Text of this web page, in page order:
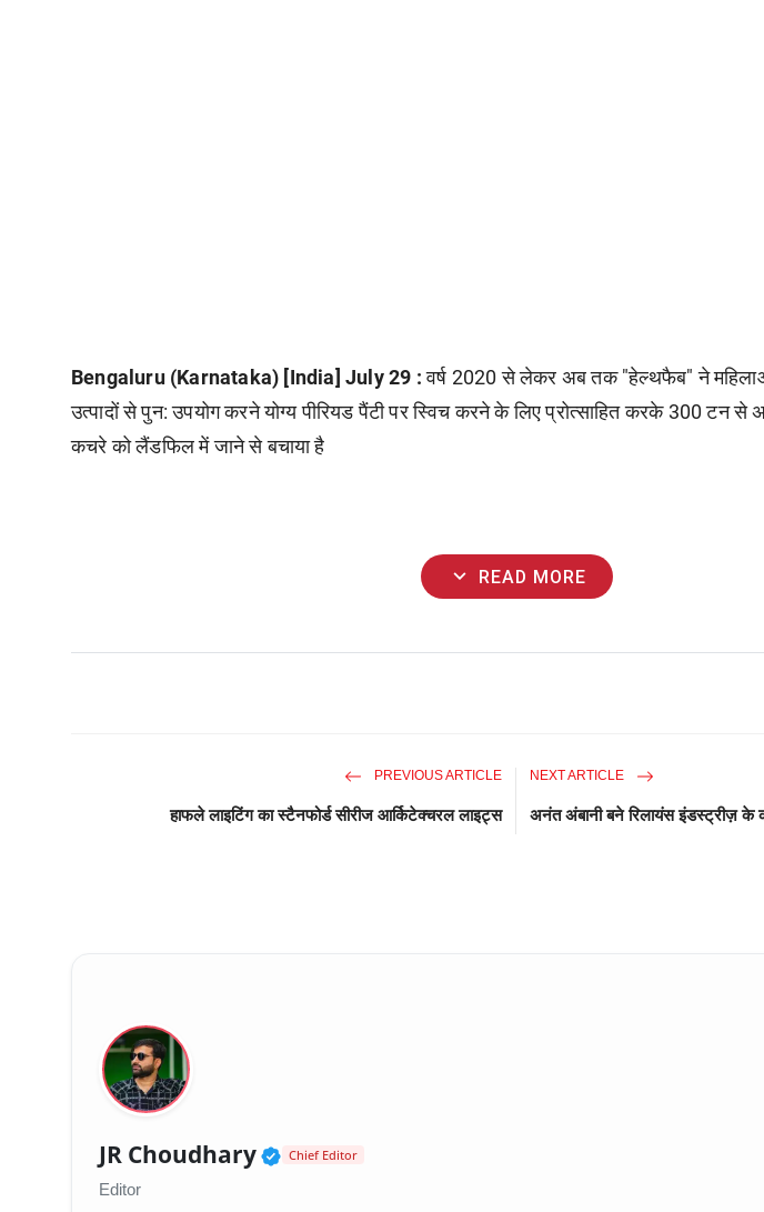
Bengaluru (Karnataka) [India] July 29 :वर्ष 2020 से लेकर अब तक "हेल्थफैब" ने
उत्पादों से पुन: उपयोग करने योग्य पीरियड पैंटी पर स्विच करने के लिए प्रोत्साहित करके 300 टन से
कचरे को लैंडफिल में जाने से बचाया है
expand_more READ MORE
PREVIOUS ARTICLE
हाफले लाइटिंग का स्टैनफोर्ड सीरीज आर्किटेक्चरल लाइट्स
NEXT ARTICLE
अनंत अंबानी बने रिलायंस इंडस्ट्रीज़ के
JR Choudhary Verified Public Figure • 30 Mar, 2026
Chief Editor
Editor